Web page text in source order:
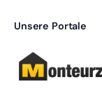
Unsere Portale